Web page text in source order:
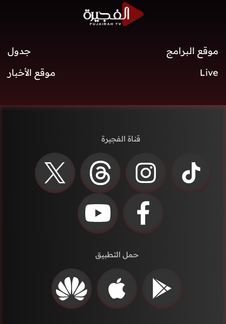
موقع البرامج
جدول
Live
موقع الأخبار
قناة الفجيرة
حمل التطبيق